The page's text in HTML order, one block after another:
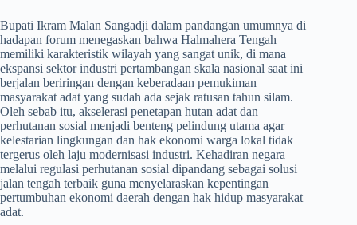
​Bupati Ikram Malan Sangadji dalam pandangan umumnya di
hadapan forum menegaskan bahwa Halmahera Tengah
memiliki karakteristik wilayah yang sangat unik, di mana
ekspansi sektor industri pertambangan skala nasional saat ini
berjalan beriringan dengan keberadaan pemukiman
masyarakat adat yang sudah ada sejak ratusan tahun silam.
Oleh sebab itu, akselerasi penetapan hutan adat dan
perhutanan sosial menjadi benteng pelindung utama agar
kelestarian lingkungan dan hak ekonomi warga lokal tidak
tergerus oleh laju modernisasi industri. Kehadiran negara
melalui regulasi perhutanan sosial dipandang sebagai solusi
jalan tengah terbaik guna menyelaraskan kepentingan
pertumbuhan ekonomi daerah dengan hak hidup masyarakat
adat.